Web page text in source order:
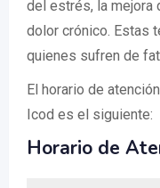
del estrés, la mejora
dolor crónico. Estas
quienes sufren de
El horario de
Icod es el siguiente:
Horario de